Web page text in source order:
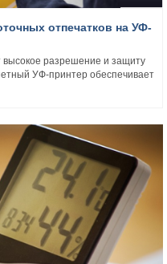
отпечатков на УФ-
разрешение и защиту
УФ-принтер обеспечивает